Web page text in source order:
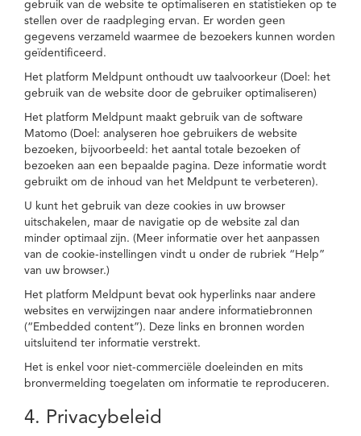
gebruik van de website te optimaliseren en statistieken op te
stellen over de raadpleging ervan. Er worden geen
gegevens verzameld waarmee de bezoekers kunnen worden
geïdentificeerd.
Het platform Meldpunt onthoudt uw taalvoorkeur (Doel: het
gebruik van de website door de gebruiker optimaliseren)
Het platform Meldpunt maakt gebruik van de software
Matomo (Doel: analyseren hoe gebruikers de website
bezoeken, bijvoorbeeld: het aantal totale bezoeken of
bezoeken aan een bepaalde pagina. Deze informatie wordt
gebruikt om de inhoud van het Meldpunt te verbeteren).
U kunt het gebruik van deze cookies in uw browser
uitschakelen, maar de navigatie op de website zal dan
minder optimaal zijn. (Meer informatie over het aanpassen
van de cookie-instellingen vindt u onder de rubriek “Help”
van uw browser.)
Het platform Meldpunt bevat ook hyperlinks naar andere
websites en verwijzingen naar andere informatiebronnen
(“Embedded content”). Deze links en bronnen worden
uitsluitend ter informatie verstrekt.
Het is enkel voor niet-commerciële doeleinden en mits
bronvermelding toegelaten om informatie te reproduceren.
4. Privacybeleid